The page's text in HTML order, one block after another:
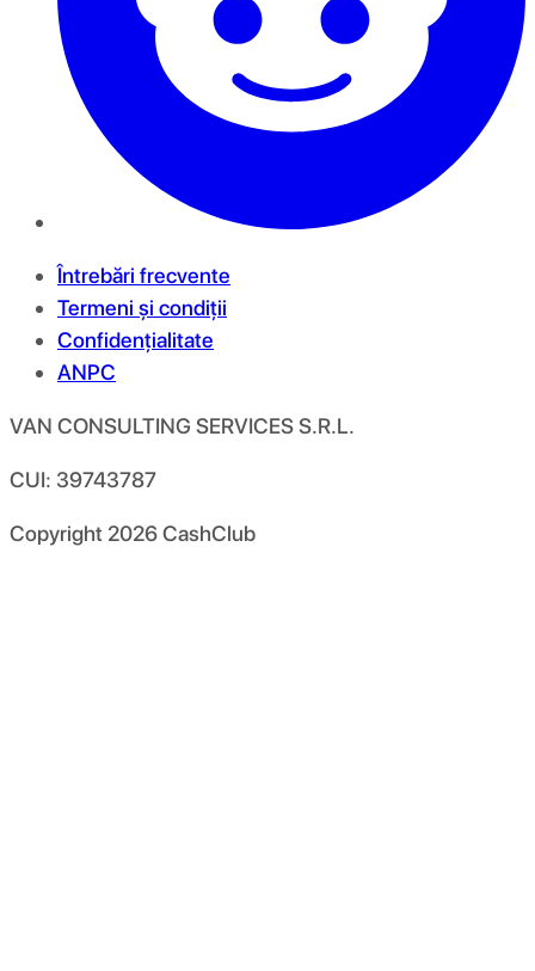
Întrebări frecvente
Termeni și condiții
Confidențialitate
ANPC
VAN CONSULTING SERVICES S.R.L.
CUI: 39743787
Copyright 2026CashClub